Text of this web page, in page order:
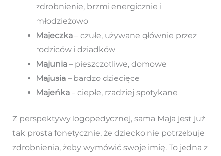
zdrobnienie, brzmi energicznie i
młodzieżowo
Majeczka– czułe, używane głównie przez
rodziców i dziadków
Majunia– pieszczotliwe, domowe
Majusia– bardzo dziecięce
Majeńka– ciepłe, rzadziej spotykane
Z perspektywy logopedycznej, sama Maja jest już
tak prosta fonetycznie, że dziecko nie potrzebuje
zdrobnienia, żeby wymówić swoje imię. To jedna z